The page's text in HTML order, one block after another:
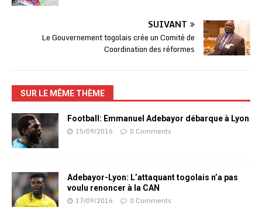
SUIVANT
Le Gouvernement togolais crée un Comité de
Coordination des réformes
SUR LE MÊME THÈME
Football: Emmanuel Adebayor débarque à Lyon
15/09/2016 0 Comments
Adebayor-Lyon: L’attaquant togolais n’a pas
voulu renoncer à la CAN
17/09/2016 0 Comments